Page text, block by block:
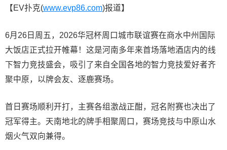
【EV扑克(www.evp86.com)报道】
6月26日周五，2026华冠杯周口城市联谊赛在商水中州国际
大饭店正式拉开帷幕！这是河南多年来首场落地酒店内的线
下智力竞技盛会，吸引了来自全国各地的智力竞技爱好者齐
聚中原，以牌会友、逐鹿赛场。
首日赛场顺利开打，主赛各组激战正酣，冠名附赛也决出了
冠军得主。天南地北的牌手相聚周口，赛场竞技与中原山水
烟火气双向兼得。